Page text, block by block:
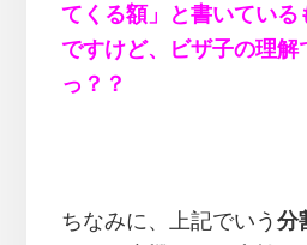
てくる額」と書いている
ですけど、ビザ子の理解
っ？？
ちなみに、上記でいう 分